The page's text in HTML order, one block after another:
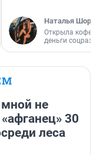
Наталья
Открыла
деньги
не
30
леса